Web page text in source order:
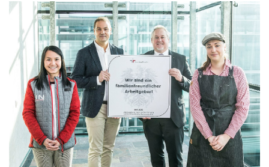
Nachhaltigkeit
ANMELDEN
Sie wollen unsere aktuellen Medienmitteilungen
automatisch per E-Mail erhalten? Dann tragen Sie
einfach Ihre Daten in unserenPresseverteilerein
(Bitte beachten Sie, dass der Presseverteiler
ausschließlich für Medienkontakte und nicht für
Privatpersonen gedacht ist):
Zum Presseverteiler